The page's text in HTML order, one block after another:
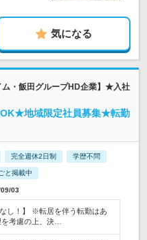
気になる
ム・飯田グループHD企業】★入社
地域限定社員募集★転勤
完全週休2日制 学歴不問
と掲載中
03
し！】 ※転居を伴う転勤はあ
考慮の上、決…